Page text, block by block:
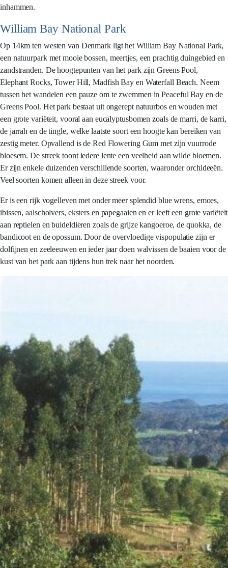
inhammen.
William Bay National Park
Op 14km ten westen van Denmark ligt het William Bay National Park,
een natuurpark met mooie bossen, meertjes, een prachtig duingebied en
zandstranden. De hoogtepunten van het park zijn Greens Pool,
Elephant Rocks, Tower Hill, Madfish Bay en Waterfall Beach. Neem
tussen het wandelen een pauze om te zwemmen in Peaceful Bay en de
Greens Pool. Het park bestaat uit ongerept natuurbos en wouden met
een grote variëteit, vooral aan eucalyptusbomen zoals de marri, de karri,
de jarrah en de tingle, welke laatste soort een hoogte kan bereiken van
zestig meter. Opvallend is de Red Flowering Gum met zijn vuurrode
bloesem. De streek toont iedere lente een veelheid aan wilde bloemen.
Er zijn enkele duizenden verschillende soorten, waaronder orchideeën.
Veel soorten komen alleen in deze streek voor.
Er is een rijk vogelleven met onder meer splendid blue wrens, emoes,
ibissen, aalscholvers, eksters en papegaaien en er leeft een grote variëteit
aan reptielen en buideldieren zoals de grijze kangoeroe, de quokka, de
bandicoot en de opossum. Door de overvloedige vispopulatie zijn er
dolfijnen en zeeleeuwen en ieder jaar doen walvissen de baaien voor de
kust van het park aan tijdens hun trek naar het noorden.